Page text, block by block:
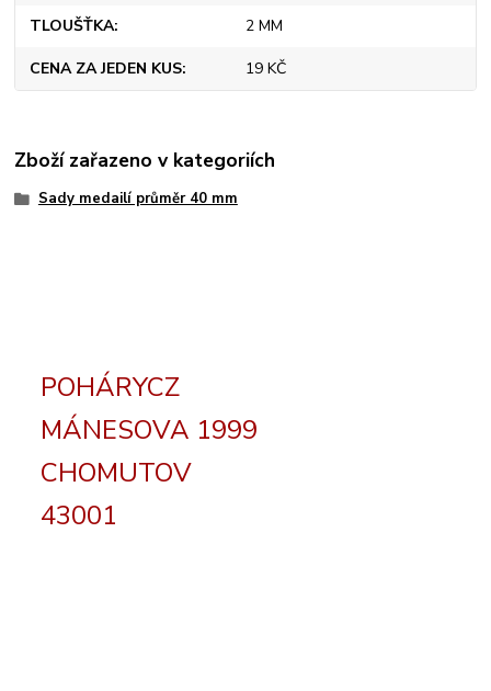
TLOUŠŤKA 2 MM
CENA ZA JEDEN KUS 19 KČ
Zboží zařazeno v kategoriích
Sady medailí průměr 40 mm
POHÁRYCZ
MÁNESOVA 1999
CHOMUTOV
43001